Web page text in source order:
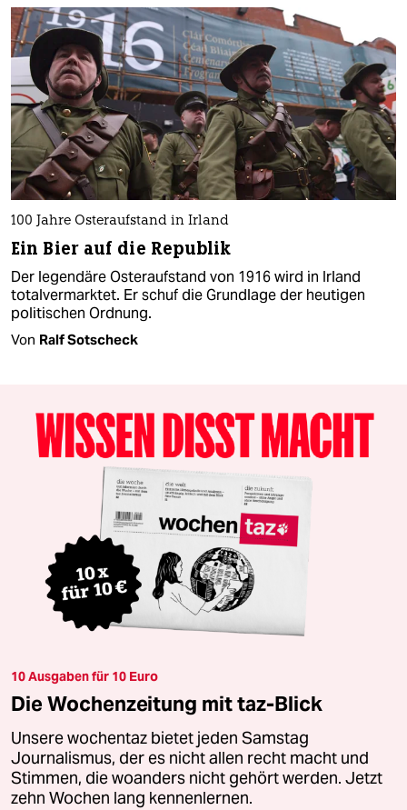
100 Jahre Osteraufstand in Irland
Ein Bier auf die Republik
Der legendäre Osteraufstand von 1916 wird in Irland
totalvermarktet. Er schuf die Grundlage der heutigen
politischen Ordnung.
Von Ralf Sotscheck
10 Ausgaben für 10 Euro
Die Wochenzeitung mit taz-Blick
Unsere wochentaz bietet jeden Samstag
Journalismus, der es nicht allen recht macht und
Stimmen, die woanders nicht gehört werden. Jetzt
zehn Wochen lang kennenlernen.